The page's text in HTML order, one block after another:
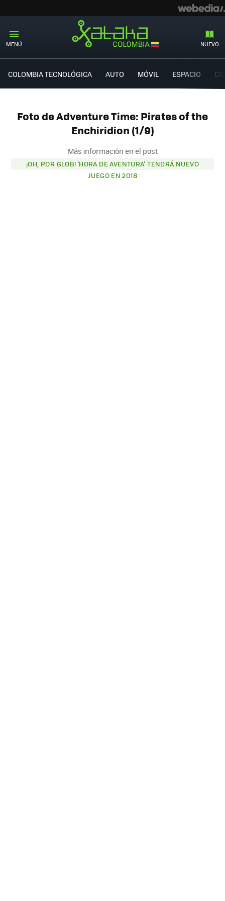
MENÚ NUEVO
COLOMBIA TECNOLÓGICA AUTO MÓVIL ESPACIO
Foto de Adventure Time: Pirates of the
Enchiridion (1/9)
Más información en el post
¡OH, POR GLOB! 'HORA DE AVENTURA' TENDRÁ NUEVO
JUEGO EN 2018